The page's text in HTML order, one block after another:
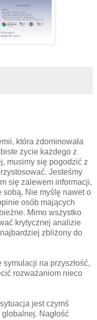
która zdominowała
życie każdego z
musimy się pogodzić z
Jesteśmy
się zalewem informacji,
sobą. Nie myślę nawet o
osób mających
Mimo wszystko
krytycznej analizie
zbliżony do
na przyszłość,
rozważaniom nieco
jest czymś
Nagłość